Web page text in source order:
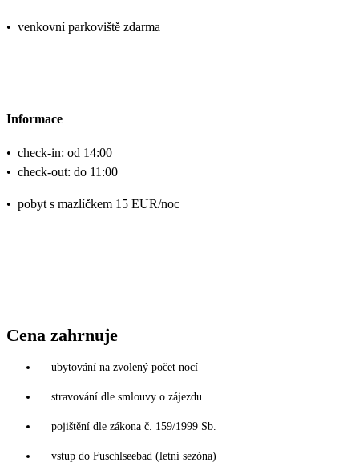
• venkovní parkoviště zdarma
Informace
• check-in: od 14:00
• check-out: do 11:00
• pobyt s mazlíčkem 15 EUR/noc
Cena zahrnuje
ubytování na zvolený počet nocí
stravování dle smlouvy o zájezdu
pojištění dle zákona č. 159/1999 Sb.
vstup do Fuschlseebad (letní sezóna)